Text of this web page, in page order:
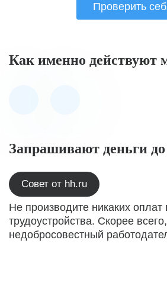
Проверить
Как именно действуют
Запрашивают деньги
Совет от hh.ru
Не производите никаких
трудоустройства. Скорее
недобросовестный